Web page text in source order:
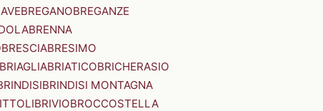
BREGANOBREGANZE
BRENNA
BRESCIABRESIMO
BRIAGLIABRIATICOBRICHERASIO
BRINDISI MONTAGNA
BRIVIOBROCCOSTELLA